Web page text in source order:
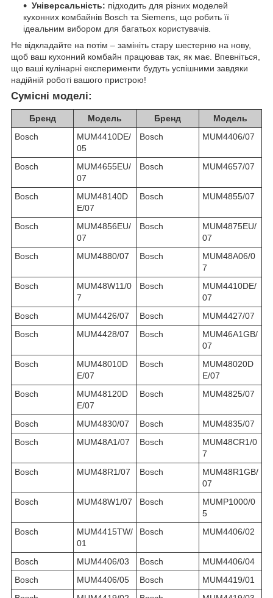
Універсальність: підходить для різних моделей
кухонних комбайнів Bosch та Siemens, що робить її
ідеальним вибором для багатьох користувачів.
Не відкладайте на потім – замініть стару шестерню на нову,
щоб ваш кухонний комбайн працював так, як має. Впевніться,
що ваші кулінарні експерименти будуть успішними завдяки
надійній роботі вашого пристрою!
Сумісні моделі:
Бренд Модель Бренд
Модель
Bosch
MUM4410DE/
05
Bosch MUM4406/07
Bosch
MUM4655EU/
07
Bosch MUM4657/07
Bosch
MUM48140D
E/07
Bosch MUM4855/07
Bosch
MUM4856EU/
07
Bosch
MUM4875EU/
07
Bosch
MUM4880/07 Bosch
MUM48A06/0
7
Bosch
MUM48W11/0
7
Bosch
MUM4410DE/
07
Bosch
MUM4426/07 Bosch
MUM4427/07
Bosch
MUM4428/07 Bosch
MUM46A1GB/
07
Bosch
MUM48010D
E/07
Bosch
MUM48020D
E/07
Bosch
MUM48120D
E/07
Bosch MUM4825/07
Bosch MUM4830/07 Bosch
MUM4835/07
Bosch
MUM48A1/07 Bosch
MUM48CR1/0
7
Bosch
MUM48R1/07 Bosch
MUM48R1GB/
07
Bosch
MUM48W1/07 Bosch
MUMP1000/0
5
Bosch
MUM4415TW/
01
Bosch MUM4406/02
Bosch MUM4406/03 Bosch
MUM4406/04
Bosch
MUM4406/05 Bosch
MUM4419/01